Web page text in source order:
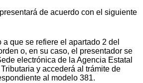
de acuerdo con el siguiente
que se refiere el apartado 2 del
o, en su caso, el presentador se
electrónica de la Agencia Estatal
y accederá al trámite de
al modelo 381.